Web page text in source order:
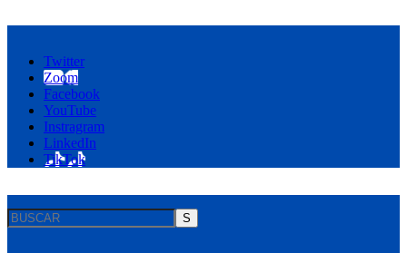
Twitter
Zoom
Facebook
YouTube
Instragram
LinkedIn
TikTok
S